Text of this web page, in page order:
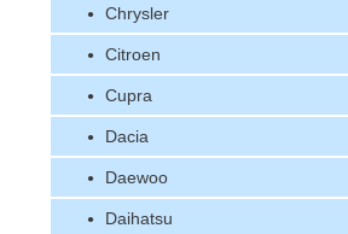
Chrysler
Citroen
Cupra
Dacia
Daewoo
Daihatsu